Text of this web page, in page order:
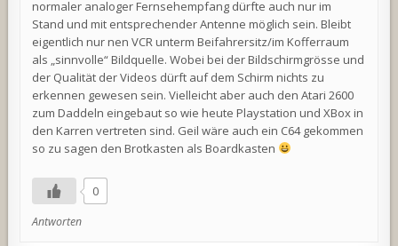
normaler analoger Fernsehempfang dürfte auch nur im
Stand und mit entsprechender Antenne möglich sein. Bleibt
eigentlich nur nen VCR unterm Beifahrersitz/im Kofferraum
als „sinnvolle“ Bildquelle. Wobei bei der Bildschirmgrösse und
der Qualität der Videos dürft auf dem Schirm nichts zu
erkennen gewesen sein. Vielleicht aber auch den Atari 2600
zum Daddeln eingebaut so wie heute Playstation und XBox in
den Karren vertreten sind. Geil wäre auch ein C64 gekommen
so zu sagen den Brotkasten als Boardkasten
0
Antworten